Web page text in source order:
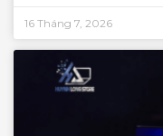
16 Tháng 7, 2026